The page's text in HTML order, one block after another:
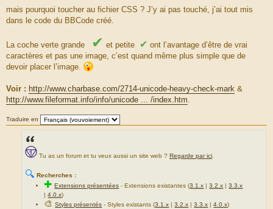
g
e
mais pourquoi toucher au fichier CSS ? J’y ai pas touché, j’ai tout mis
dans le code du BBCode créé.
La coche verte grande ✔ et petite ✔ ont l’avantage d’être de vrai
caractères et pas une image, c’est quand même plus simple que de
devoir placer l’image.
Voir : http://www.charbase.com/2714-unicode-heavy-check-mark &
http://www.fileformat.info/info/unicode ... /index.htm
Traduire en
Tu as un forum et tu veux aussi un site web ? Regarde par ici
🔍 Recherches :
✚Extensions présentées -Extensions existantes (3.1.x |3.2.x |3.3.x
|4.0.x)
🎨Styles présentés - Styles existants (3.1.x |3.2.x |3.3.x |4.0.x)